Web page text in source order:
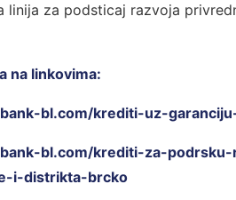
linija za podsticaj razvoja
na linkovima:
bl.com/krediti-uz-
bl.com/krediti-za-
i-distrikta-brcko